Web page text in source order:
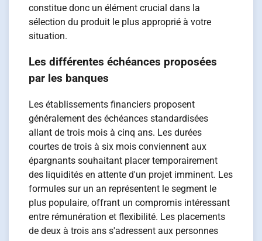
constitue donc un élément crucial dans la
sélection du produit le plus approprié à votre
situation.
Les différentes échéances proposées
par les banques
Les établissements financiers proposent
généralement des échéances standardisées
allant de trois mois à cinq ans. Les durées
courtes de trois à six mois conviennent aux
épargnants souhaitant placer temporairement
des liquidités en attente d'un projet imminent. Les
formules sur un an représentent le segment le
plus populaire, offrant un compromis intéressant
entre rémunération et flexibilité. Les placements
de deux à trois ans s'adressent aux personnes